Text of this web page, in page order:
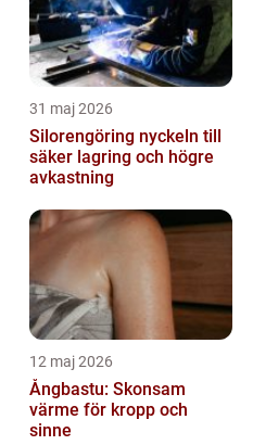
31 maj 2026
Silorengöring nyckeln till
säker lagring och högre
avkastning
12 maj 2026
Ångbastu: Skonsam
värme för kropp och
sinne